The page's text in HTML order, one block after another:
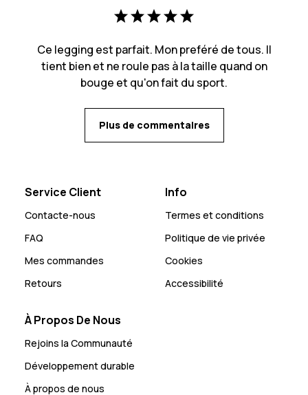
Ce legging est parfait. Mon preféré de tous. Il
tient bien et ne roule pas à la taille quand on
bouge et qu'on fait du sport.
Plus de commentaires
Service Client
Contacte-nous
FAQ
Mes commandes
Retours
Info
Termes et conditions
Politique de vie privée
Cookies
Accessibilité
À Propos De Nous
Rejoins la Communauté
Développement durable
À propos de nous